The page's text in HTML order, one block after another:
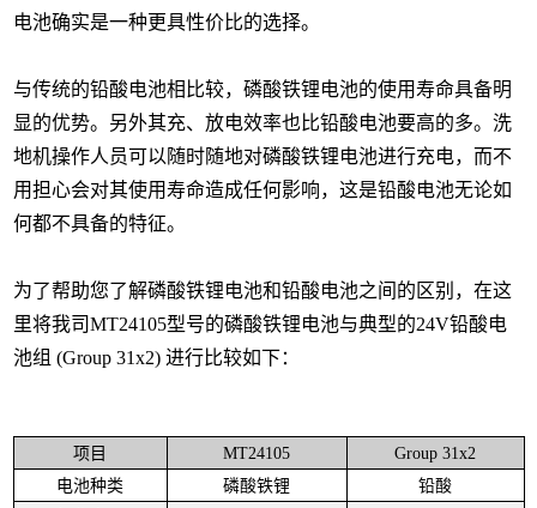
电池确实是一种更具性价比的选择。
与传统的铅酸电池相比较，磷酸铁锂电池的使用寿命具备明
显的优势。另外其充、放电效率也比铅酸电池要高的多。洗
地机操作人员可以随时随地对磷酸铁锂电池进行充电，而不
用担心会对其使用寿命造成任何影响，这是铅酸电池无论如
何都不具备的特征。
为了帮助您了解磷酸铁锂电池和铅酸电池之间的区别，在这
里将我司MT24105型号的磷酸铁锂电池与典型的24V铅酸电
池组 (Group 31x2) 进行比较如下：
项目 MT24105
Group 31x2
电池种类
磷酸铁锂
铅酸